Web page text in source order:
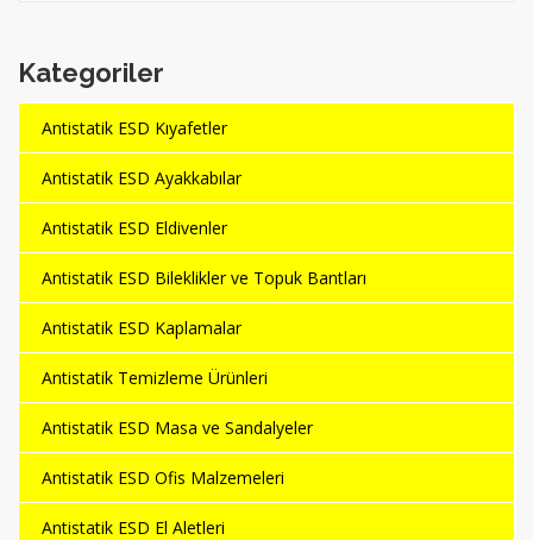
Kategoriler
Antistatik ESD Kıyafetler
Antistatik ESD Ayakkabılar
Antistatik ESD Eldivenler
Antistatik ESD Bileklikler ve Topuk Bantları
Antistatik ESD Kaplamalar
Antistatik Temizleme Ürünleri
Antistatik ESD Masa ve Sandalyeler
Antistatik ESD Ofis Malzemeleri
Antistatik ESD El Aletleri